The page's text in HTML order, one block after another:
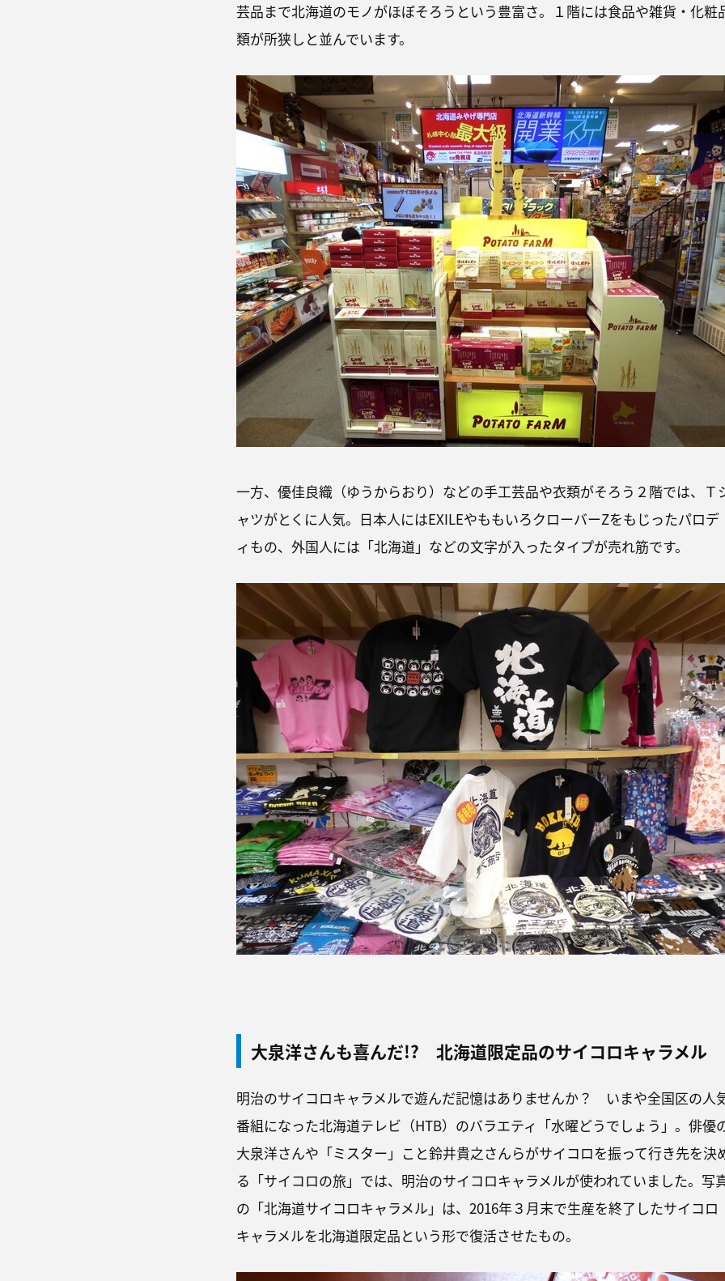
芸品まで北海道のモノがほぼそろうという豊富さ。１階には食品や雑貨・化粧
類が所狭しと並んでいます。
一方、優佳良織（ゆうからおり）などの手工芸品や衣類がそろう２階では、Ｔ
ャツがとくに人気。日本人にはEXILEやももいろクローバーZをもじったパロデ
ィもの、外国人には「北海道」などの文字が入ったタイプが売れ筋です。
大泉洋さんも喜んだ!? 北海道限定品のサイコロキャラメル
明治のサイコロキャラメルで遊んだ記憶はありませんか？ いまや全国区の人
番組になった北海道テレビ（HTB）のバラエティ「水曜どうでしょう」。俳優
大泉洋さんや「ミスター」こと鈴井貴之さんらがサイコロを振って行き先を決
る「サイコロの旅」では、明治のサイコロキャラメルが使われていました。写
の「北海道サイコロキャラメル」は、2016年３月末で生産を終了したサイコロ
キャラメルを北海道限定品という形で復活させたもの。